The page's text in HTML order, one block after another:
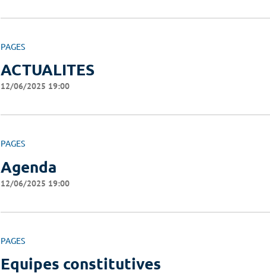
PAGES
ACTUALITES
12/06/2025 19:00
PAGES
Agenda
12/06/2025 19:00
PAGES
Equipes constitutives